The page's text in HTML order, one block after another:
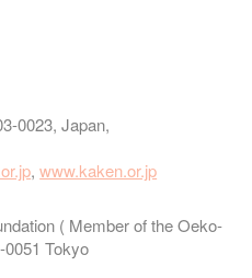
0023, Japan,
,www.kaken.or.jp
( Member of the Oeko-
Tokyo